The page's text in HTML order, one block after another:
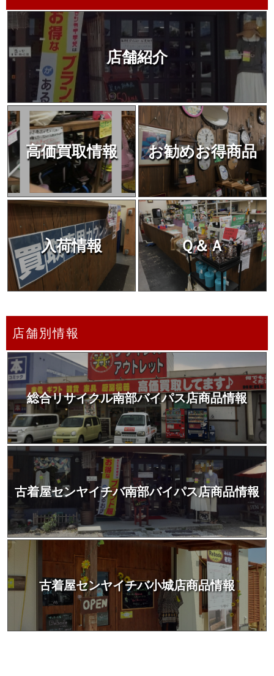
店舗紹介
高価買取情報 お勧めお得商品
入荷情報 Ｑ＆Ａ
店舗別情報
総合リサイクル南部バイパス店商品情報
古着屋センヤイチバ南部バイパス店商品情報
古着屋センヤイチバ小城店商品情報